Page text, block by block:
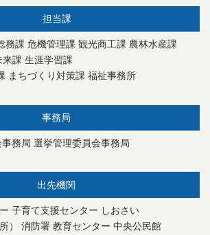
担当課
務課 危機管理課 観光商工課 農林水産課
来課 生涯学習課
まちづくり対策課 福祉事務所
事務局
務局 選挙管理委員会事務局
出先機関
子育て支援センター しおさい
）
消防署 教育センター 中央公民館